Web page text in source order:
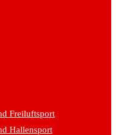
Freiluftsport
Hallensport